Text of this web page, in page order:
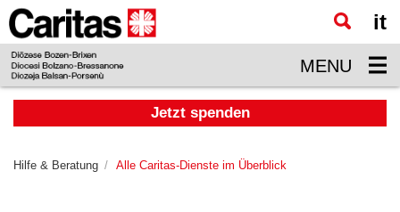
Zum
Hauptinhalt
springen
it
MENU
Jetzt spenden
Hilfe & Beratung Alle Caritas-Dienste im Überblick